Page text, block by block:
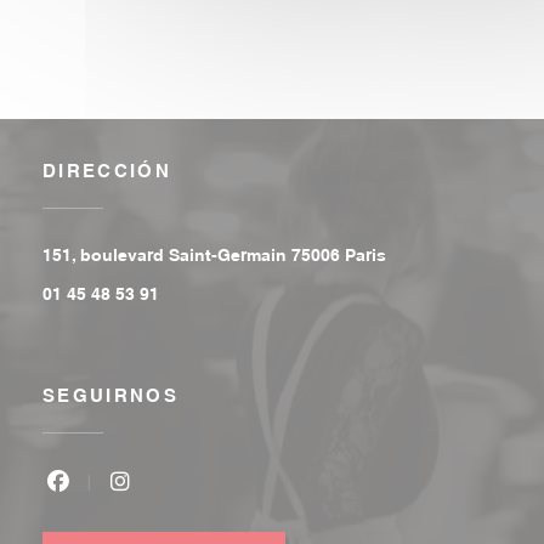
DIRECCIÓN
151, boulevard Saint-Germain 75006 Paris
01 45 48 53 91
SEGUIRNOS